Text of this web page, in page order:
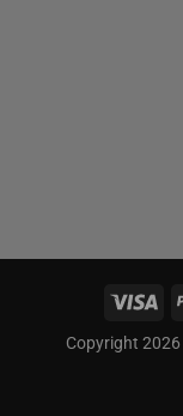
Copyright 2026